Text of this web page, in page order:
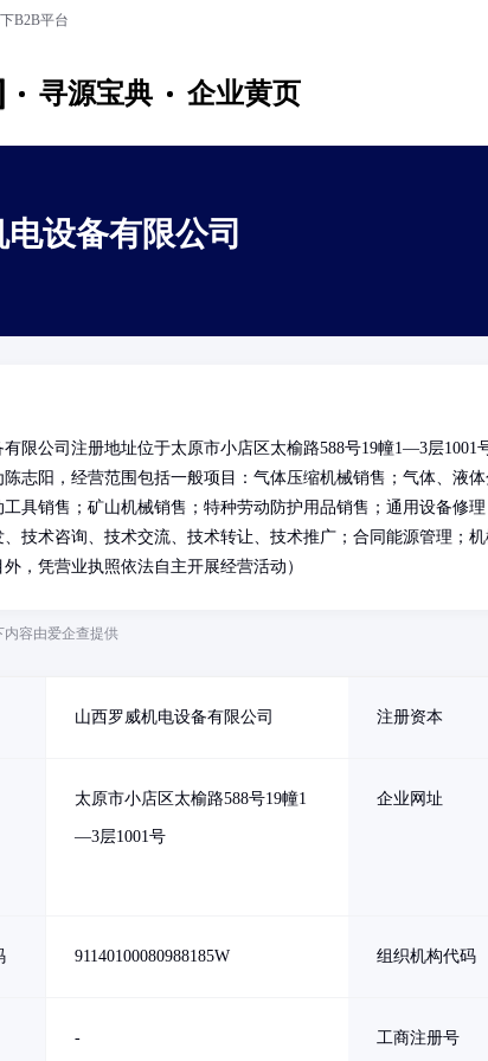
B2B平台
寻源宝典 企业黄页
设备有限公司
限公司注册地址位于太原市小店区太榆路588号19幢1—3层
志阳，经营范围包括一般项目：气体压缩机械销售；气体、液
具销售；矿山机械销售；特种劳动防护用品销售；通用设备修
技术咨询、技术交流、技术转让、技术推广；合同能源管理；
，凭营业执照依法自主开展经营活动）
内容由爱企查提供
山西罗威机电设备有限公司 注册资本
太原市小店区太榆路588号19幢1
—3层1001号
企业网址
91140100080988185W 组织机构代码
- 工商注册号